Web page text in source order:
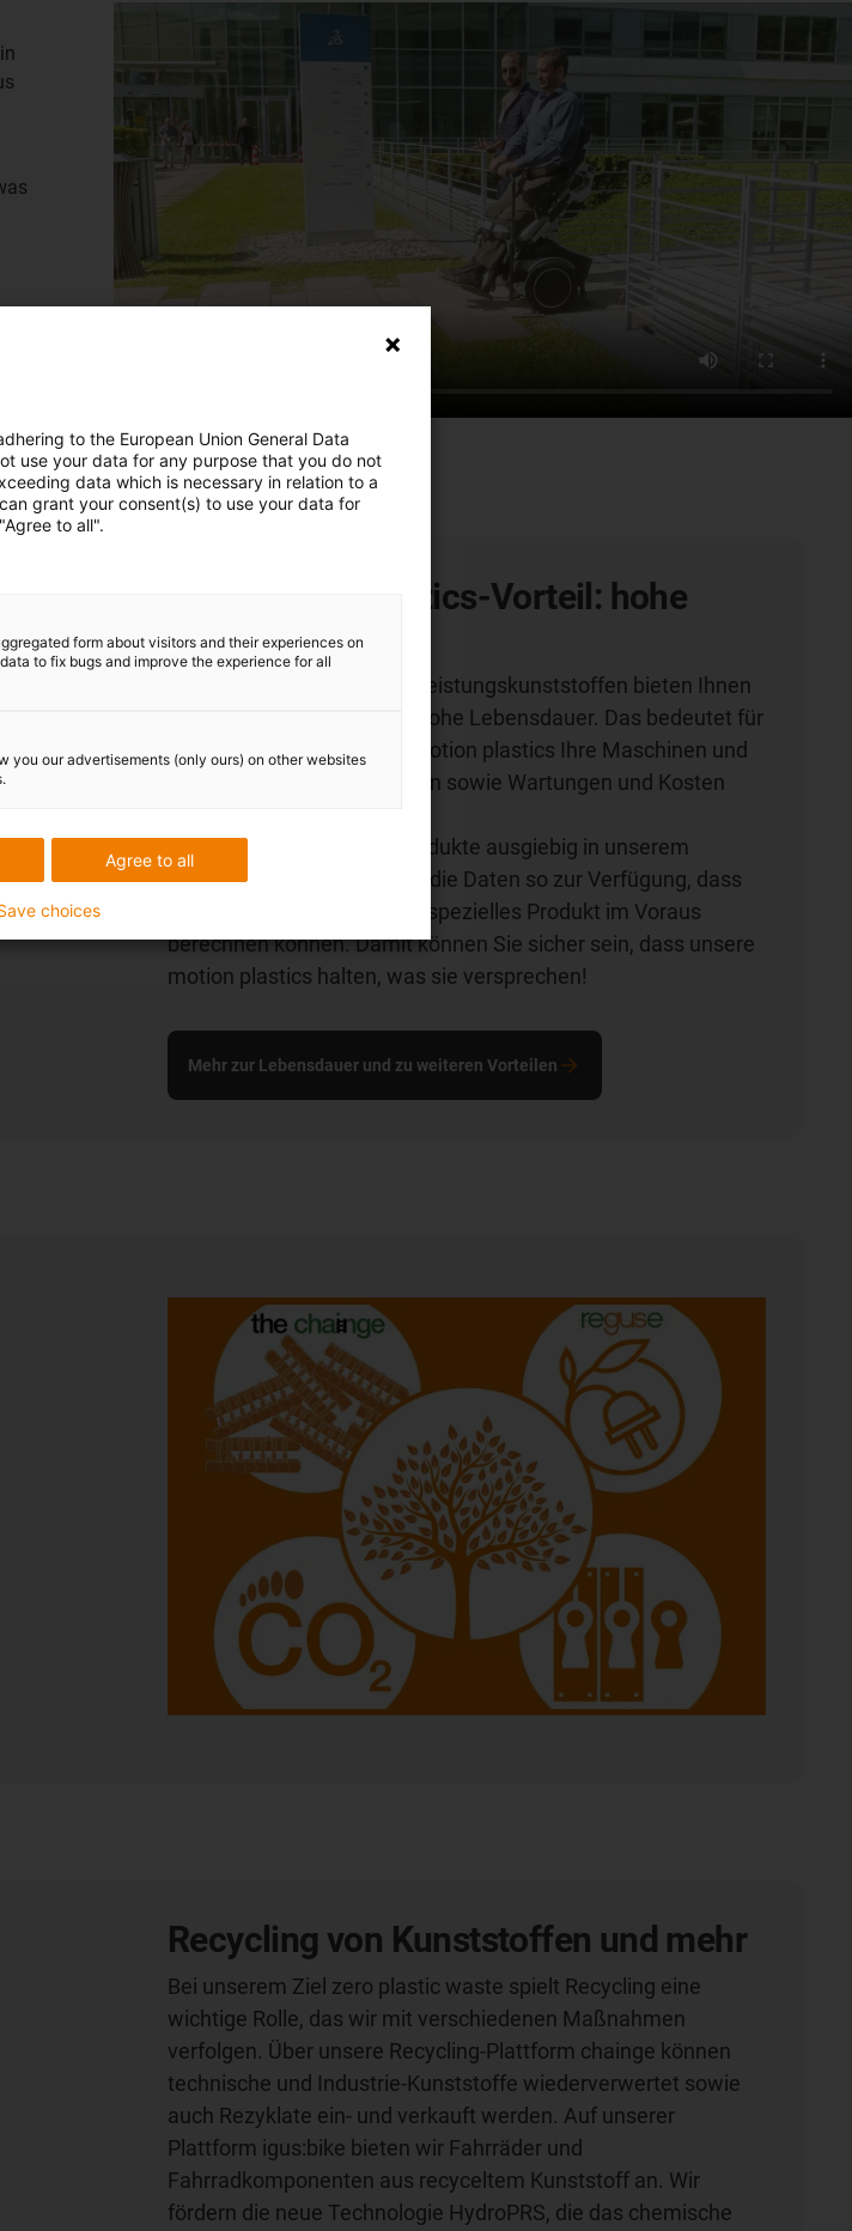
DER motion plastics-Vorteil: hohe
Lebensdauer
Unsere Produkte aus Hochleistungskunststoffen bieten Ihnen
einen großen Vorteil – die hohe Lebensdauer. Das bedeutet für
Sie, dass Sie mit unseren motion plastics Ihre Maschinen und
Anwendungen länger nutzen sowie Wartungen und Kosten
Dafür testen wir unsere Produkte ausgiebig in unserem
Testlabor und stellen Ihnen die Daten so zur Verfügung, dass
Sie die Lebensdauer für Ihr spezielles Produkt im Voraus
berechnen können. Damit können Sie sicher sein, dass unsere
motion plastics halten, was sie versprechen!
Mehr zur Lebensdauer und zu weiteren Vorteilen
Recycling von Kunststoffen und mehr
Bei unserem Ziel zero plastic waste spielt Recycling eine
wichtige Rolle, das wir mit verschiedenen Maßnahmen
verfolgen. Über unsere Recycling-Plattform chainge können
technische und Industrie-Kunststoffe wiederverwertet sowie
auch Rezyklate ein- und verkauft werden. Auf unserer
Plattform igus:bike bieten wir Fahrräder und
Fahrradkomponenten aus recyceltem Kunststoff an. Wir
fördern die neue Technologie HydroPRS, die das chemische
to the European Union General Data
use your data for any purpose that you do not
data which is necessary in relation to a
grant your consent(s) to use your data for
to all".
form about visitors and their experiences on
to fix bugs and improve the experience for all
you our advertisements (only ours) on other websites
Agree to all
choices